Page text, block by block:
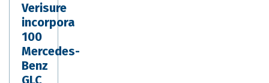
Verisure
incorpora
100
Mercedes-
Benz
GLC